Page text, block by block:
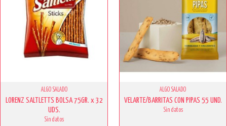
ALGO SALADO
LORENZ SALTLETTS BOLSA 75GR. x 32
UDS.
Sin datos
ALGO SALADO
VELARTE/BARRITAS CON PIPAS 55 UND.
Sin datos